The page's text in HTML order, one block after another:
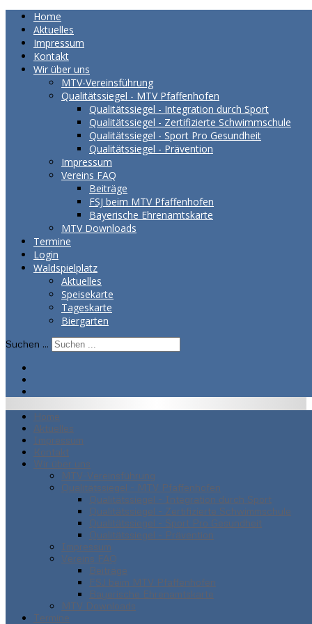
Home
Aktuelles
Impressum
Kontakt
Wir über uns
MTV-Vereinsführung
Qualitätssiegel - MTV Pfaffenhofen
Qualitätssiegel - Integration durch Sport
Qualitätssiegel - Zertifizierte Schwimmschule
Qualitätssiegel - Sport Pro Gesundheit
Qualitätssiegel - Prävention
Impressum
Vereins FAQ
Beiträge
FSJ beim MTV Pfaffenhofen
Bayerische Ehrenamtskarte
MTV Downloads
Termine
Login
Waldspielplatz
Aktuelles
Speisekarte
Tageskarte
Biergarten
Suchen ...
Home
Aktuelles
Impressum
Kontakt
Wir über uns
MTV-Vereinsführung
Qualitätssiegel - MTV Pfaffenhofen
Qualitätssiegel - Integration durch Sport
Qualitätssiegel - Zertifizierte Schwimmschule
Qualitätssiegel - Sport Pro Gesundheit
Qualitätssiegel - Prävention
Impressum
Vereins FAQ
Beiträge
FSJ beim MTV Pfaffenhofen
Bayerische Ehrenamtskarte
MTV Downloads
Termine